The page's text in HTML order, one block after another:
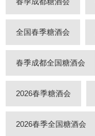
全国春季糖酒会
春季成都全国糖酒会
2026春季糖酒会
2026春季全国糖酒会